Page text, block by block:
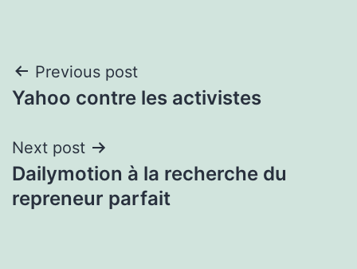
Post
navigation
Previous post
Yahoo contre les activistes
Next post
Dailymotion à la recherche du
repreneur parfait